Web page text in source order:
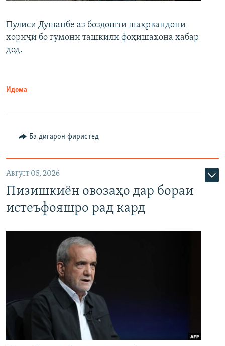
Пулиси Душанбе аз боздошти шаҳрвандони
хориҷӣ бо гумони ташкили фоҳишахона хабар
дод.
Идома
Ба дигарон фиристед
Август 05, 2026
Пизишкиён овозаҳо дар бораи
истеъфояшро рад кард